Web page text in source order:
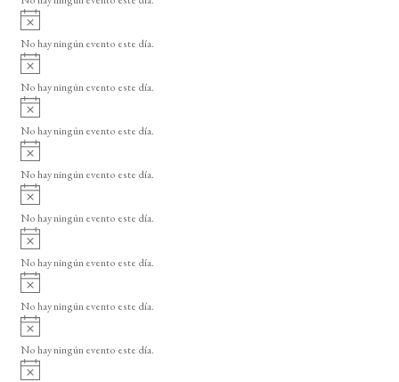
i
o
A
v
i
o
No hay ningún evento este día.
A
v
i
o
No hay ningún evento este día.
A
v
i
o
No hay ningún evento este día.
A
v
i
o
No hay ningún evento este día.
A
v
i
o
No hay ningún evento este día.
A
v
i
o
No hay ningún evento este día.
A
v
i
o
No hay ningún evento este día.
A
v
i
No hay ningún evento este día.
A